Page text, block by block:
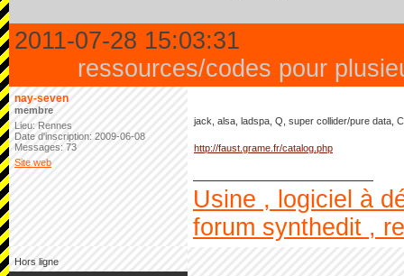
2011-07-28 15:03:31
ressources/codes pour
nay-seven
membre
Lieu: Rennes
Date d'inscription: 2009-06-08
Messages: 73
Site web
jack, alsa, ladspa, Q, super collider/pure data,
http://faust.grame.fr/catalog.php
Usine , logiciel à
forum synthedit ,
Hors ligne